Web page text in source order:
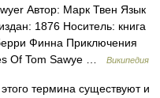
Автор: Марк Твен Язык
1876 Носитель: книга
Финна Приключения
Of Tom Sawye …
Википедия
термина существуют и